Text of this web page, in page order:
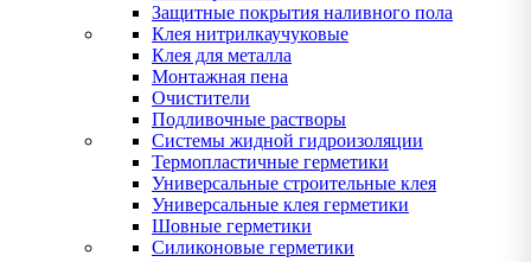
Защитные покрытия наливного пола
Клея нитрилкаучуковые
Клея для металла
Монтажная пена
Очистители
Подливочные растворы
Системы жидной гидроизоляции
Термопластичные герметики
Универсальные строительные клея
Универсальные клея герметики
Шовные герметики
Силиконовые герметики